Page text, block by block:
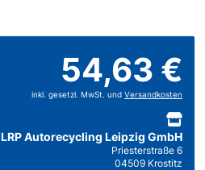
54,63 €
inkl. gesetzl. MwSt. und Versandkosten
LRP Autorecycling Leipzig GmbH
Priesterstraße 6
04509 Krostitz